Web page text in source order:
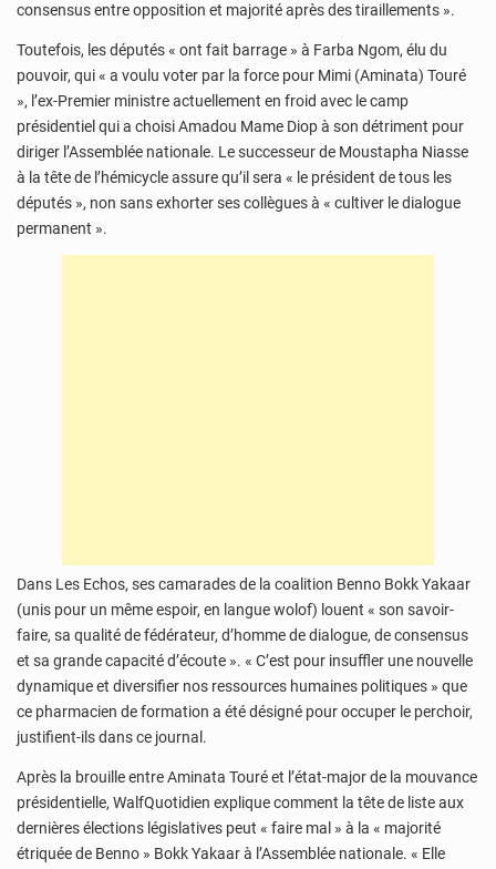
consensus entre opposition et majorité après des tiraillements ».
Toutefois, les députés « ont fait barrage » à Farba Ngom, élu du
pouvoir, qui « a voulu voter par la force pour Mimi (Aminata) Touré
», l’ex-Premier ministre actuellement en froid avec le camp
présidentiel qui a choisi Amadou Mame Diop à son détriment pour
diriger l’Assemblée nationale. Le successeur de Moustapha Niasse
à la tête de l’hémicycle assure qu’il sera « le président de tous les
députés », non sans exhorter ses collègues à « cultiver le dialogue
permanent ».
Dans Les Echos, ses camarades de la coalition Benno Bokk Yakaar
(unis pour un même espoir, en langue wolof) louent « son savoir-
faire, sa qualité de fédérateur, d’homme de dialogue, de consensus
et sa grande capacité d’écoute ». « C’est pour insuffler une nouvelle
dynamique et diversifier nos ressources humaines politiques » que
ce pharmacien de formation a été désigné pour occuper le perchoir,
justifient-ils dans ce journal.
Après la brouille entre Aminata Touré et l’état-major de la mouvance
présidentielle, WalfQuotidien explique comment la tête de liste aux
dernières élections législatives peut « faire mal » à la « majorité
étriquée de Benno » Bokk Yakaar à l’Assemblée nationale. « Elle